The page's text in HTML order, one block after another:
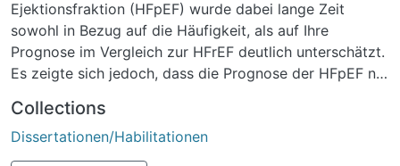
Ejektionsfraktion (HFpEF) wurde dabei lange Zeit
sowohl in Bezug auf die Häufigkeit, als auf Ihre
Prognose im Vergleich zur HFrEF deutlich unterschätzt.
Es zeigte sich jedoch, dass die Prognose der HFpEF nur
eine ähnliche Prävalenz beider Erkrankungen vorliegt.
Trotz der stetigen Fortschritte im Bezug auf die
Behandlung der systolischen Herzinsuffizienz kann
Collections
Dissertationen/Habilitationen